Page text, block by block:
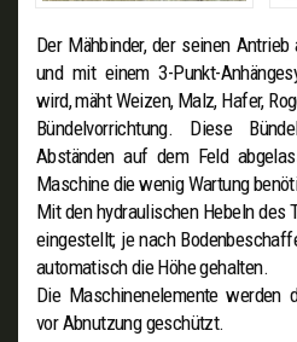
Der Mähbinder, der seinen
und mit einem 3-Punkt-
wird, mäht Weizen, Malz, Hafer,
Bündelvorrichtung. Diese
Abständen auf dem Feld
Maschine die wenig Wartung
Mit den hydraulischen Hebeln des
eingestellt; je nach
automatisch die Höhe gehalten.
Die Maschinenelemente werden
vor Abnutzung geschützt.